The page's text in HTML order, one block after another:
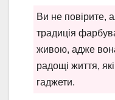
Ви не повірите,
традиція
живою, адже
радощі життя,
гаджети.